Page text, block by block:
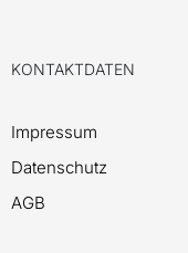
KONTAKTDATEN
Impressum
Datenschutz
AGB